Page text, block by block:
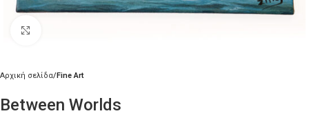
Αρχική σελίδα Fine Art
Between Worlds